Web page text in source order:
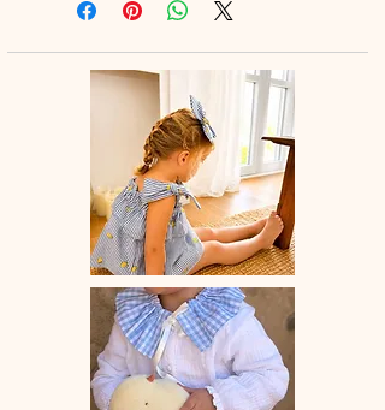
celle du dessous.
réalisé à la main.
♡ Délais de fabrication : 15 à 28 jours
ouvrés selon les commandes en
♡ Lavage à la main ou en machine
30° maximum, couleurs similaires,
cycle délicat.
Ne pas utiliser de sèche linge